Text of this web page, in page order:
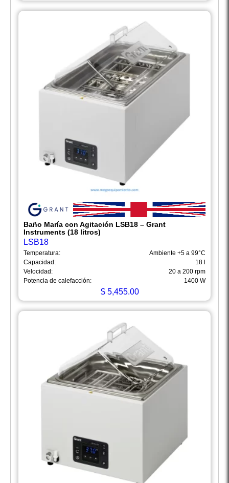
Baño María con Agitación LSB18 – Grant
Instruments (18 litros)
LSB18
Temperatura:
Ambiente +5 a 99°C
Capacidad:
18 l
Velocidad:
20 a 200 rpm
Potencia de calefacción:
1400 W
$5,455.00